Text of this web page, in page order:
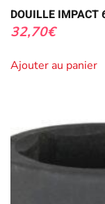
DOUILLE
32,70€
Ajouter au panier